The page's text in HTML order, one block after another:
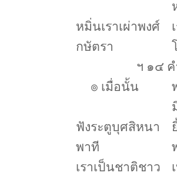
หมิ่นเราเผ่าพงศ์
กษัตรา
ฯ ๑๔ ค
๏ เมื่อนั้น
ฟังระตูบุศสิหนา
พาที
เราเป็นชาติชาว